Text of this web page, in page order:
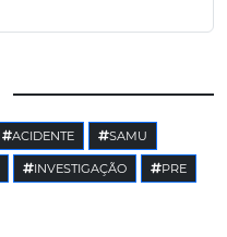
ACIDENTE SAMU
INVESTIGAÇÃO PRE